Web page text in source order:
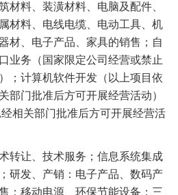
材料、装潢材料、电脑及配件、
材料、电线电缆、电动工具、机
材、电子产品、家具的销售；自
业务（国家限定公司经营或禁止
；计算机软件开发（以上项目依
部门批准后方可开展经营活动）
相关部门批准后方可开展经营活
转让、技术服务；信息系统集成
研发、产销：电子产品、数码产
：移动电源、环保节能设备；三